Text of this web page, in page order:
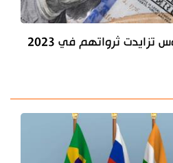
"بلومبرغ": الأثرياء الروس تزايدت ثرواتهم في 2023